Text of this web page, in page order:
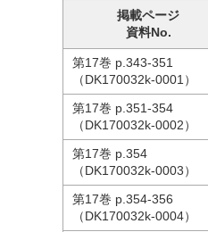
掲載ページ
資料No.
第17巻 p.343-351
（DK170032k-0001）
第17巻 p.351-354
（DK170032k-0002）
第17巻 p.354
（DK170032k-0003）
第17巻 p.354-356
（DK170032k-0004）